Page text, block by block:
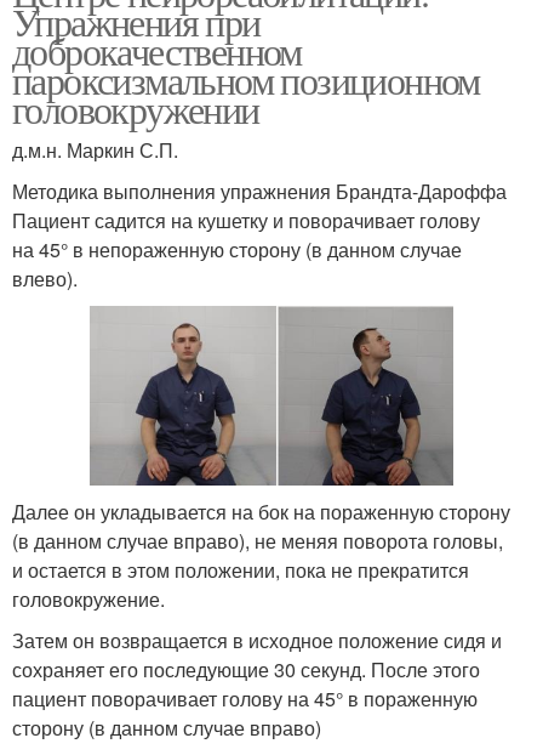
Упражнения при
доброкачественном
пароксизмальном позиционном
головокружении
д.м.н. Маркин С.П.
Методика выполнения упражнения Брандта-Дароффа
Пациент садится на кушетку и поворачивает голову
на 45° в непораженную сторону (в данном случае
влево).
Далее он укладывается на бок на пораженную сторону
(в данном случае вправо), не меняя поворота головы,
и остается в этом положении, пока не прекратится
головокружение.
Затем он возвращается в исходное положение сидя и
сохраняет его последующие 30 секунд. После этого
пациент поворачивает голову на 45° в пораженную
сторону (в данном случае вправо)